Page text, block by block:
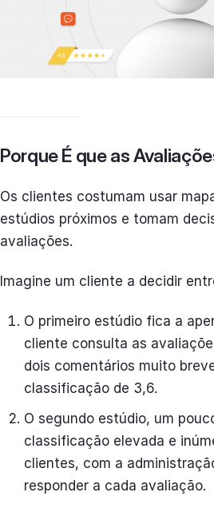
Porque É que as
Os clientes costumam usar
estúdios próximos e tomam
avaliações.
Imagine um cliente a decidir
O primeiro estúdio fica a
cliente consulta as
dois comentários muito
classificação de 3,6.
O segundo estúdio, um
classificação elevada e
clientes, com a
responder a cada avaliação.